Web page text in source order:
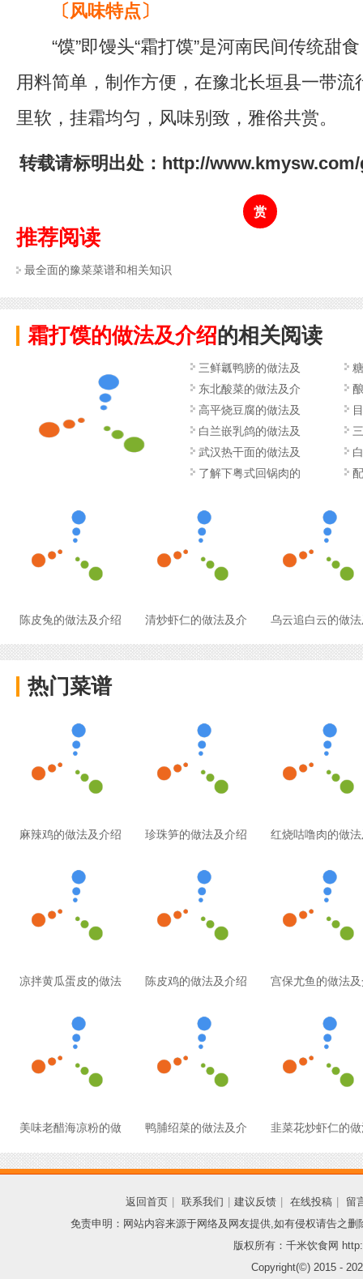
〔风味特点〕
“馍”即馒头“霜打馍”是河南民间传统甜
用料简单，制作方便，在豫北长垣县一带流
里软，挂霜均匀，风味别致，雅俗共赏。
转载请标明出处：http://
赏
推荐阅读
最全面的豫菜菜谱和相关知识
霜打馍的做法及介绍的相关阅读
三鲜瓤鸭膀的做法及
东北酸菜的做法及介
高平烧豆腐的做法及
白兰嵌乳鸽的做法及
武汉热干面的做法及
了解下粤式回锅肉的
陈皮兔的做法及介绍 清炒虾仁的做法及介 乌云追白云的做
热门菜谱
麻辣鸡的做法及介绍 珍珠笋的做法及介绍 红烧咕噜肉的做
凉拌黄瓜蛋皮的做法 陈皮鸡的做法及介绍 宫保尤鱼的做法
美味老醋海凉粉的做 鸭脯绍菜的做法及介 韭菜花炒虾仁的
返回首页 联系我们 建议反馈 在线投稿
留
免责申明：网站内容来源于网络及网友提供,如有侵权请告之
版权所有：千米饮食网
Copyright(©) 2015 -